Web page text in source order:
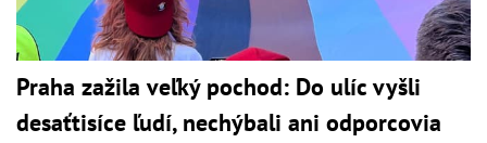
Praha zažila veľký pochod: Do ulíc vyšli
desaťtisíce ľudí, nechýbali ani odporcovia